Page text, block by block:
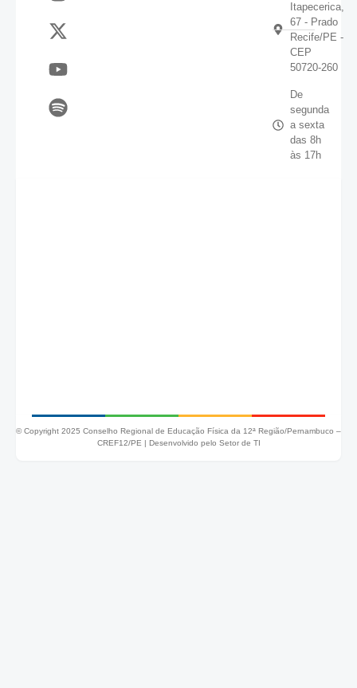
Itapecerica,
67 - Prado
Recife/PE -
CEP
50720-260
De
segunda
a sexta
das 8h
às 17h
© Copyright 2025 Conselho Regional de Educação Física da 12ª Região/Pernambuco –
CREF12/PE | Desenvolvido pelo Setor de TI